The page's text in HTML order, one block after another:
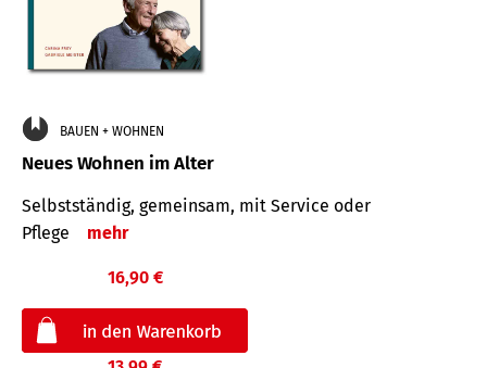
BAUEN + WOHNEN
Neues Wohnen im Alter
Selbstständig, gemeinsam, mit Service oder
Pflege
mehr
16,90 €